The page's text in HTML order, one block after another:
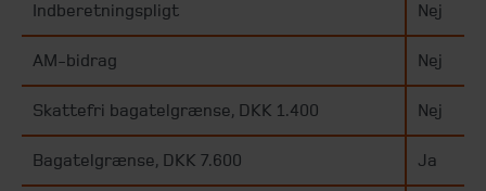
Indberetningspligt Nej
AM-bidrag Nej
Skattefri bagatelgrænse, DKK 1.400 Nej
Bagatelgrænse, DKK 7.600 Ja